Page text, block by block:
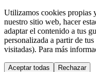
Utilizamos cookies propias
nuestro sitio web, hacer
adaptar el contenido a tus
personalizada a partir de
visitadas). Para más
Aceptar todas
Rechazar